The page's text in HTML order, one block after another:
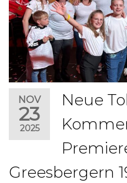
NOV
23
2025
Neue
Greesbergern